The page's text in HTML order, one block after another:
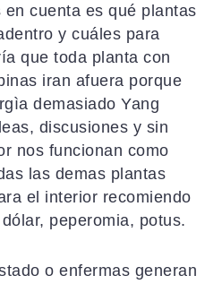
cuenta es qué plantas
y cuáles para
que toda planta con
iran afuera porque
demasiado Yang
discusiones y sin
nos funcionan como
las demas plantas
el interior recomiendo
peperomia, potus.
o enfermas generan